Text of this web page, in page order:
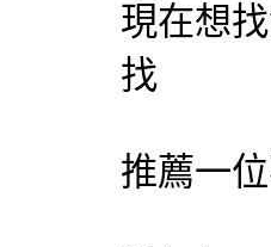
現在想
找
推薦一